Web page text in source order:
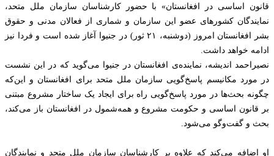
قانون اساسی در افغانستان» با حضور کارشناسان سازمان ملل متحد،
نمایندگان کشورهای عضو این سازمان و شماری از فعالان مدنی و حقوق‌
بشر افغانستان امروز (دوشنبه، ۲۱ ثور) در جنیوا آغاز شده است و فردا نیز
ادامه خواهد داشت.
نصیراحمد اندیشه، نماینده‌ی افغانستان در جنیوا می‌گوید که در این نشست
در مورد مکانیسم پاسخ‌گویی سازمان ملل متحد برای افغانستان و این‌که
چگونه بحث‌ها در مورد پاسخ‌گویی راه برای ایجاد یک ساختار مشروع مبتنی
بر قانون اساسی و حکومت مشروع و همه‌شمول در افغانستان باز می‌کند،
بحث و گفت‌وگو می‌شود.
او اضافه می‌کند که علاوه بر کارشناسان سازمان ملل متحد و نمایندگان